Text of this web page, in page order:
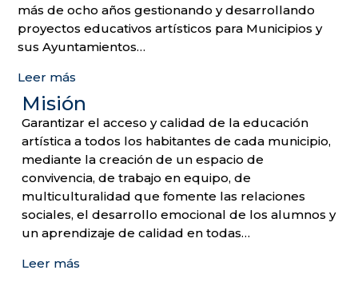
más de ocho años gestionando y desarrollando
proyectos educativos artísticos para Municipios y
sus Ayuntamientos…
Leer más
Misión
Garantizar el acceso y calidad de la educación
artística a todos los habitantes de cada municipio,
mediante la creación de un espacio de
convivencia, de trabajo en equipo, de
multiculturalidad que fomente las relaciones
sociales, el desarrollo emocional de los alumnos y
un aprendizaje de calidad en todas…
Leer más